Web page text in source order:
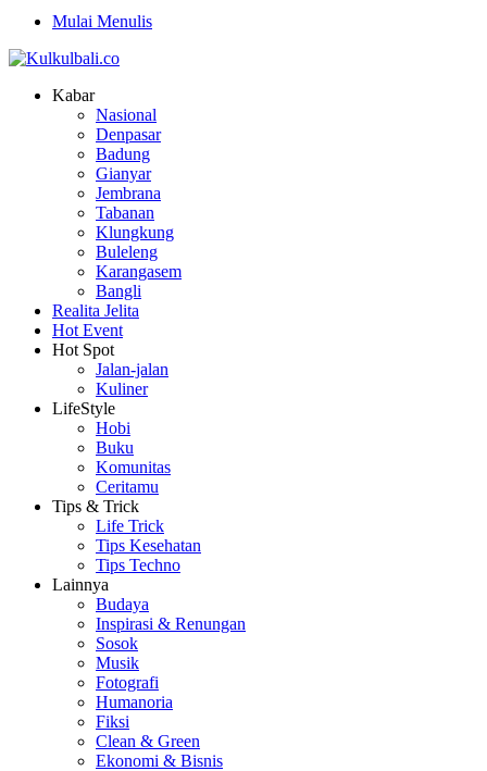
Mulai Menulis
Kabar
Nasional
Denpasar
Badung
Gianyar
Jembrana
Tabanan
Klungkung
Buleleng
Karangasem
Bangli
Realita Jelita
Hot Event
Hot Spot
Jalan-jalan
Kuliner
LifeStyle
Hobi
Buku
Komunitas
Ceritamu
Tips & Trick
Life Trick
Tips Kesehatan
Tips Techno
Lainnya
Budaya
Inspirasi & Renungan
Sosok
Musik
Fotografi
Humanoria
Fiksi
Clean & Green
Ekonomi & Bisnis